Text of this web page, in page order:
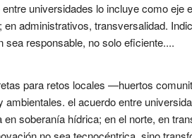
universidades lo incluye como eje
administrativos, transversalidad.
responsable, no solo eficiente....
para retos locales —huertos
el acuerdo entre
soberanía hídrica; en el norte, en